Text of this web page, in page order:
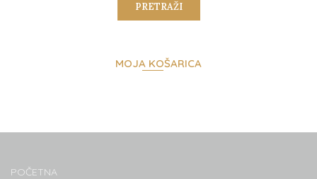
PRETRAŽI
MOJA KOŠARICA
POČETNA